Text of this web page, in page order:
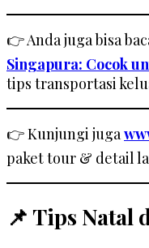
👉 Anda juga bisa
Singapura: Cocok
tips transportasi
👉 Kunjungi juga
paket tour & detail
📌 Tips Natal